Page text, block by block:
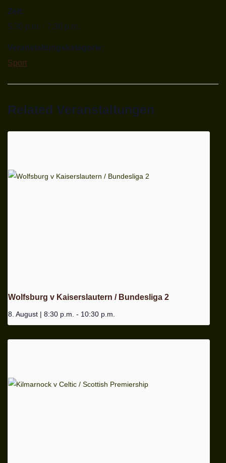
Zeit:
5:30 p.m. - 7:30 p.m.
Veranstaltungskategorie:
Sport
Related Veranstaltungen
Wolfsburg v Kaiserslautern / Bundesliga 2
8. August | 8:30 p.m. - 10:30 p.m.